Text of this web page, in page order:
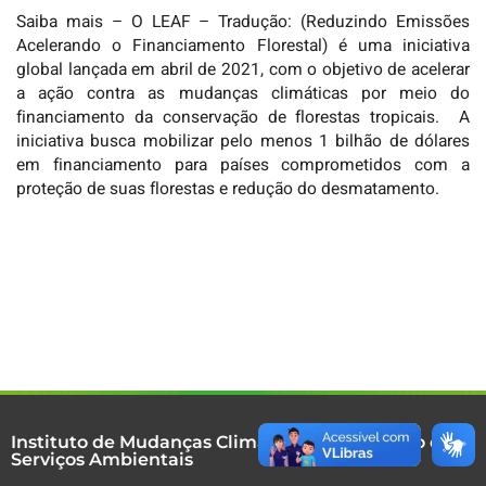
Saiba mais – O LEAF – Tradução: (Reduzindo Emissões
Acelerando o Financiamento Florestal) é uma iniciativa
global lançada em abril de 2021, com o objetivo de acelerar
a ação contra as mudanças climáticas por meio do
financiamento da conservação de florestas tropicais. A
iniciativa busca mobilizar pelo menos 1 bilhão de dólares
em financiamento para países comprometidos com a
proteção de suas florestas e redução do desmatamento.
Instituto de Mudanças Climáticas e Regulação de
Serviços Ambientais